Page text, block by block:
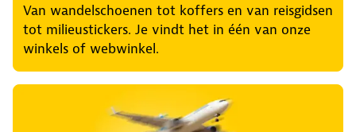
Van wandelschoenen tot koffers en van reisgidsen
tot milieustickers. Je vindt het in één van onze
winkels of webwinkel.